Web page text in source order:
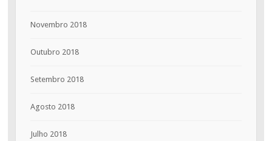
Novembro 2018
Outubro 2018
Setembro 2018
Agosto 2018
Julho 2018